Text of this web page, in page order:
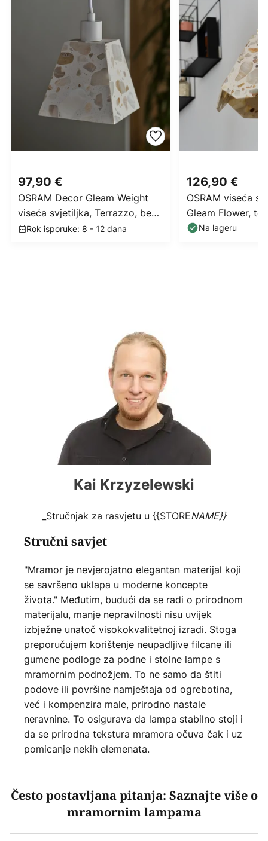
97,90 €
OSRAM Decor Gleam Weight
viseća svjetiljka, Terrazzo, bež,
E14Rok isporuke: 8 - 12 dana
126,90 €
OSRAM viseća
Gleam Flower,
Na lageru
Kai Krzyzelewski
_Stručnjak za rasvjetu u {{STORENAME}}
Stručni savjet
"Mramor je nevjerojatno elegantan materijal koji
se savršeno uklapa u moderne koncepte
života." Međutim, budući da se radi o prirodnom
materijalu, manje nepravilnosti nisu uvijek
izbježne unatoč visokokvalitetnoj izradi. Stoga
preporučujem korištenje neupadljive filcane ili
gumene podloge za podne i stolne lampe s
mramornim podnožjem. To ne samo da štiti
podove ili površine namještaja od ogrebotina,
već i kompenzira male, prirodno nastale
neravnine. To osigurava da lampa stabilno stoji i
da se prirodna tekstura mramora očuva čak i uz
pomicanje nekih elemenata.
Često postavljana pitanja: Saznajte više o
mramornim lampama